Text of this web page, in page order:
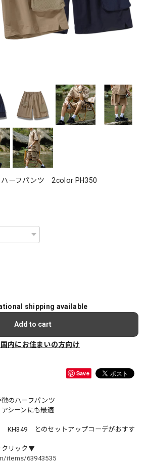
ハーフパンツ 2color PH350
shipping available
Add to cart
国内にお住まいの方向け
Save
のハーフパンツ
シーンにも最適
KH349 とのセットアップコーデがおすす
クリック▼
items/63943535